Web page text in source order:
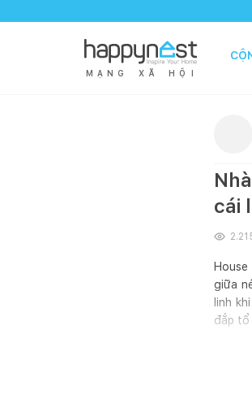
M Ạ N G X Ã H Ộ I
cái
giữa
linh
đắp tổ